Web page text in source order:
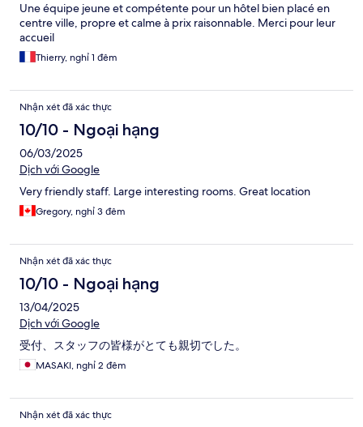
Une équipe jeune et compétente pour un hôtel bien placé en
centre ville, propre et calme à prix raisonnable. Merci pour leur
accueil
Thierry, nghỉ 1 đêm
Nhận xét đã xác thực
10/10 - Ngoại hạng
06/03/2025
Dịch với Google
Very friendly staff. Large interesting rooms. Great location
Gregory, nghỉ 3 đêm
Nhận xét đã xác thực
10/10 - Ngoại hạng
13/04/2025
Dịch với Google
受付、スタッフの皆様がとても親切でした。
MASAKI, nghỉ 2 đêm
Nhận xét đã xác thực